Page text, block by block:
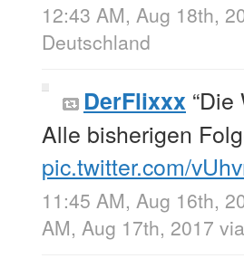
12:43 AM, Aug 18th,
Deutschland
DerFlixxx
Alle bisherigen
pic.twitter.com/
11:45 AM, Aug 16th,
AM, Aug 17th, 2017 via